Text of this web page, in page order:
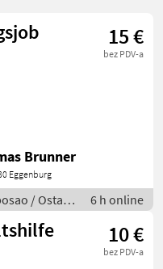
15 €
bez PDV-a
Brunner
Eggenburg
/ Ostale
aktivnosti
6 h online
10 €
bez PDV-a